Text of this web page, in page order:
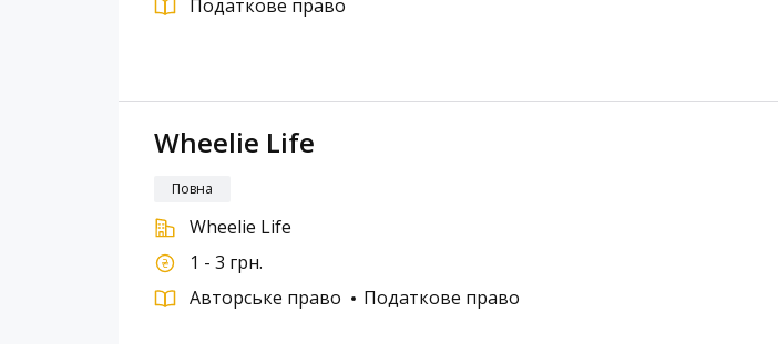
Податкове право
Wheelie Life
Повна
Wheelie Life
1 - 3 грн.
Авторське право
Податкове право